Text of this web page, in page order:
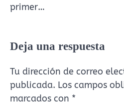
primer…
Deja una respuesta
Tu dirección de correo
publicada. Los campos
marcados con *